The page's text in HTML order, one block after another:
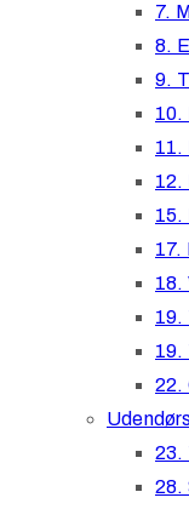
7.
8.
9.
10.
11.
12.
15.
17.
18.
19.
19.
22.
23.
28.